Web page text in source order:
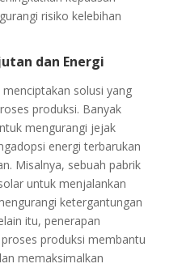
risiko kelebihan
dan Energi
solusi yang
produksi. Banyak
mengurangi jejak
energi terbarukan
Misalnya, sebuah pabrik
untuk menjalankan
ketergantungan
itu, penerapan
produksi membantu
memaksimalkan